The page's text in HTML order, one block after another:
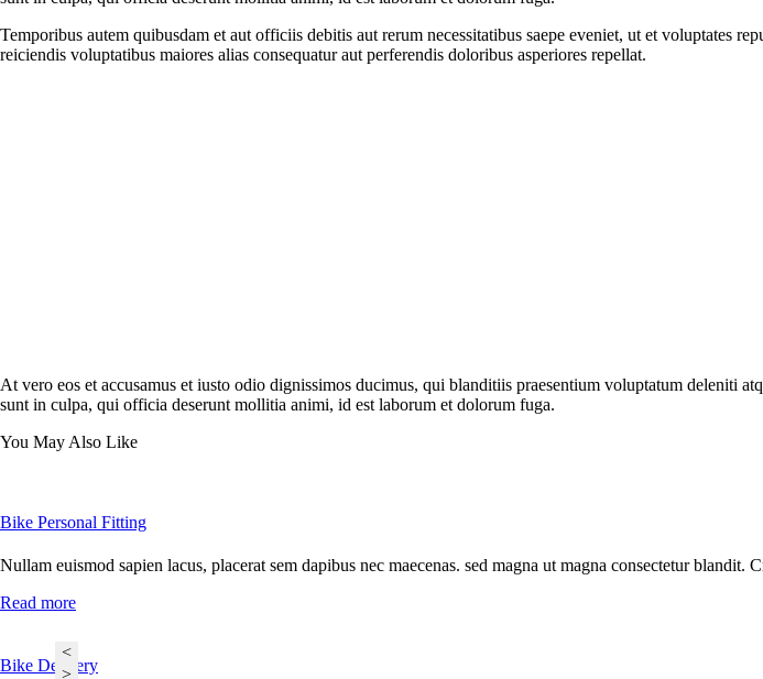
Temporibus autem quibusdam et aut officiis debitis aut rerum necessitatibus saepe eveniet, ut et voluptates
reiciendis voluptatibus maiores alias consequatur aut perferendis doloribus asperiores repellat.
At vero eos et accusamus et iusto odio dignissimos ducimus, qui blanditiis praesentium voluptatum deleniti
sunt in culpa, qui officia deserunt mollitia animi, id est laborum et dolorum fuga.
You May Also Like
Bike Personal Fitting
Nullam euismod sapien lacus, placerat sem dapibus nec maecenas. sed magna ut magna consectetur blandit.
Read more
Bike Delivery
<
>